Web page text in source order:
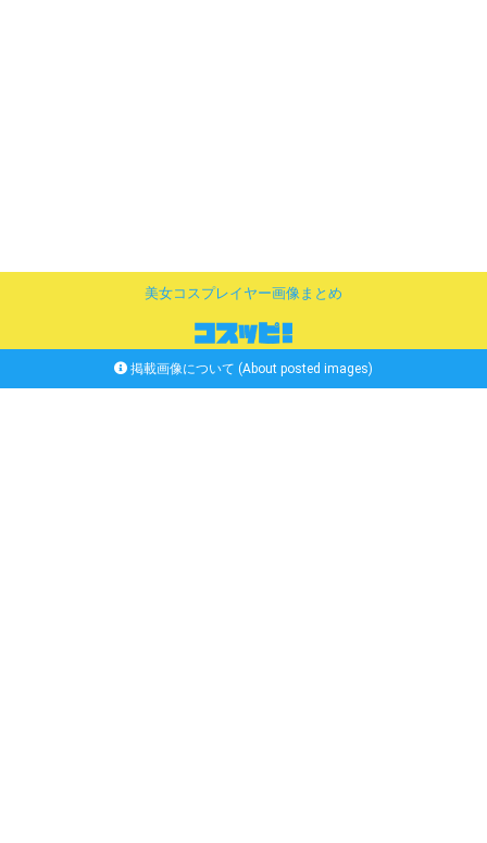
美女コスプレイヤー画像まとめ
掲載画像について (About posted images)